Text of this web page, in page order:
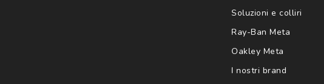
Soluzioni e colliri
Ray-Ban Meta
Oakley Meta
I nostri brand